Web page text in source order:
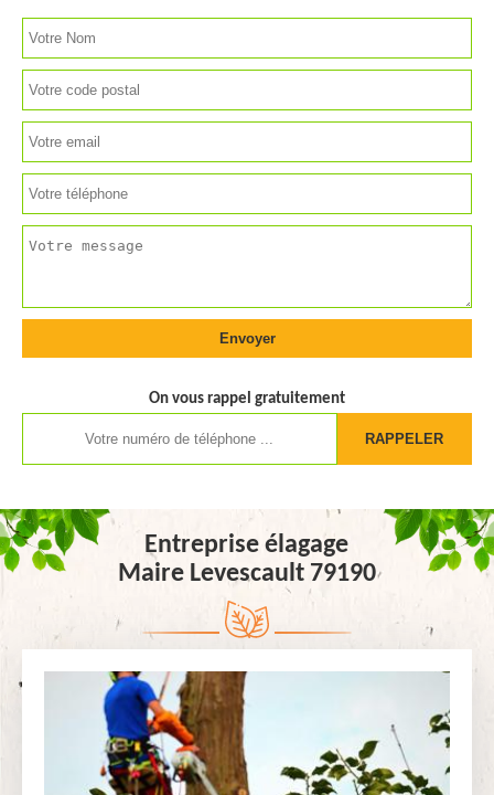
On vous rappel gratuitement
Entreprise élagage
Maire Levescault 79190